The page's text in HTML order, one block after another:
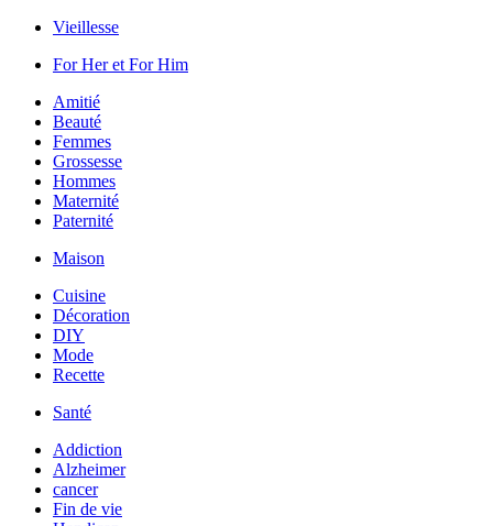
Vieillesse
For Her et For Him
Amitié
Beauté
Femmes
Grossesse
Hommes
Maternité
Paternité
Maison
Cuisine
Décoration
DIY
Mode
Recette
Santé
Addiction
Alzheimer
cancer
Fin de vie